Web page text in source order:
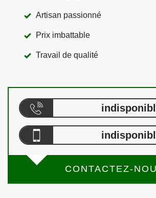
Artisan passionné
Prix imbattable
Travail de qualité
CONTACTEZ-